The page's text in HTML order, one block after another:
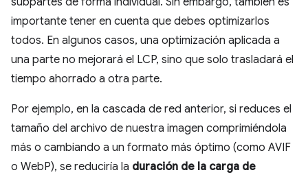
importante tener en cuenta que debes optimizarlos
todos. En algunos casos, una optimización aplicada a
una parte no mejorará el LCP, sino que solo trasladará el
tiempo ahorrado a otra parte.
Por ejemplo, en la cascada de red anterior, si reduces el
tamaño del archivo de nuestra imagen comprimiéndola
más o cambiando a un formato más óptimo (como AVIF
o WebP), se reduciría la duración de la carga de